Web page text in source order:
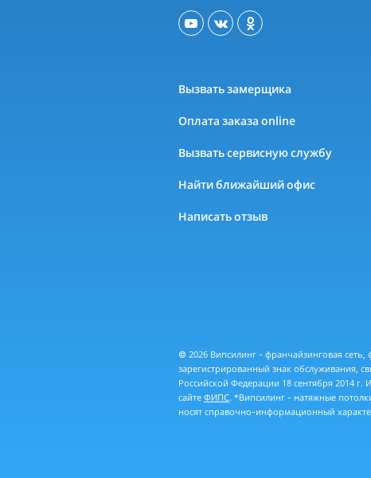
Вызвать замерщика
Оплата заказа online
Вызвать сервисную службу
Найти ближайший офис
Написать отзыв
© 2026 Випсилинг - франчайзинговая
зарегистрированный знак обслуживания,
Российской Федерации 18 сентября 2014
сайте ФИПС. *Випсилинг - натяжные
носят справочно-информационный